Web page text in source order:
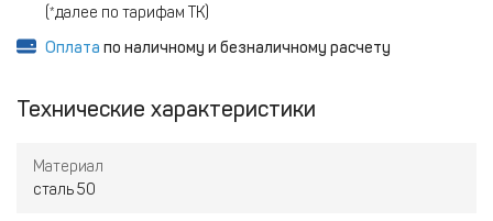
(*далее по тарифам ТК)
Оплата по наличному и безналичному расчету
Технические характеристики
Материал
сталь 50